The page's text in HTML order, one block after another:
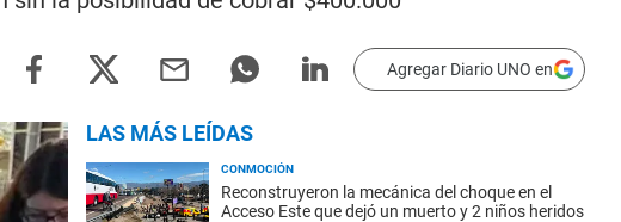
Agregar Diario UNO en
LAS MÁS LEÍDAS
CONMOCIÓN
Reconstruyeron la mecánica del choque en el
Acceso Este que dejó un muerto y 2 niños heridos